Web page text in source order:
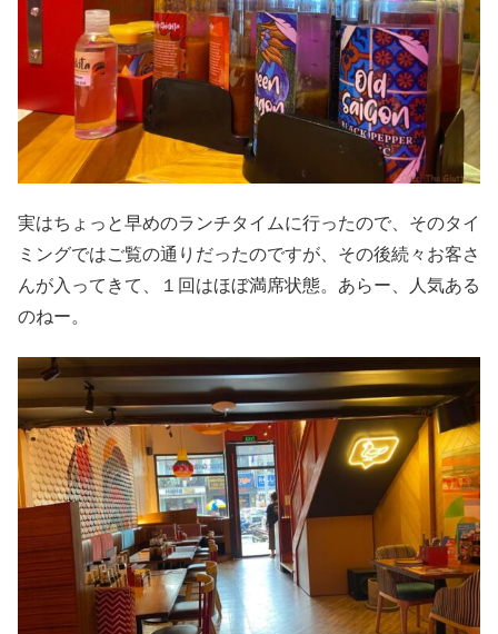
実はちょっと早めのランチタイムに行ったので、そのタイ
ミングではご覧の通りだったのですが、その後続々お客さ
んが入ってきて、１回はほぼ満席状態。あらー、人気ある
のねー。